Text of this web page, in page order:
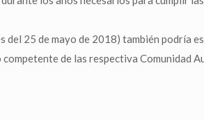
25 de mayo de 2018) también podría
de las respectiva Comunidad